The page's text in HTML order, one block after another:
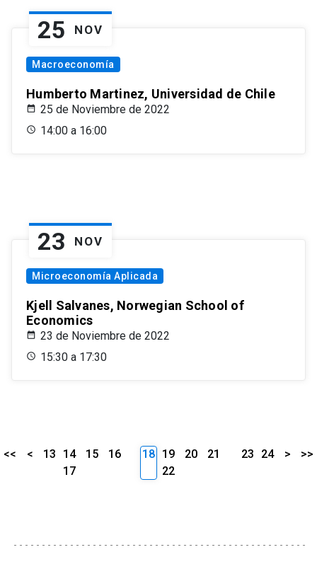
25 NOV
Macroeconomía
Humberto Martinez, Universidad de Chile
25 de Noviembre de 2022
14:00 a 16:00
23 NOV
Microeconomía Aplicada
Kjell Salvanes, Norwegian School of
Economics
23 de Noviembre de 2022
15:30 a 17:30
<< < 13 14 15
16
17
18 19 20
21
22
23 24 > >>